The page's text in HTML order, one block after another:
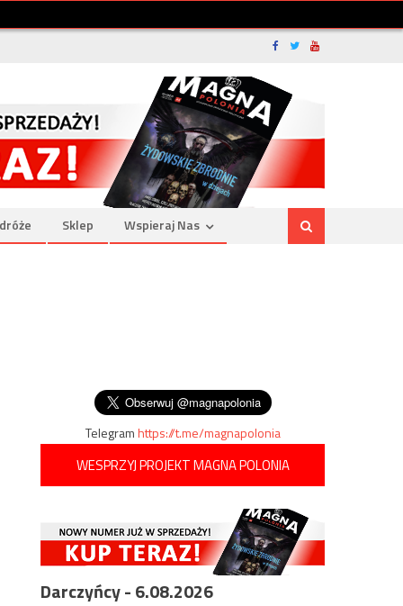
Sklep Wspieraj Nas
Telegramhttps://t.me/magnapolonia
WESPRZYJ PROJEKT MAGNA POLONIA
Darczyńcy - 6.08.2026